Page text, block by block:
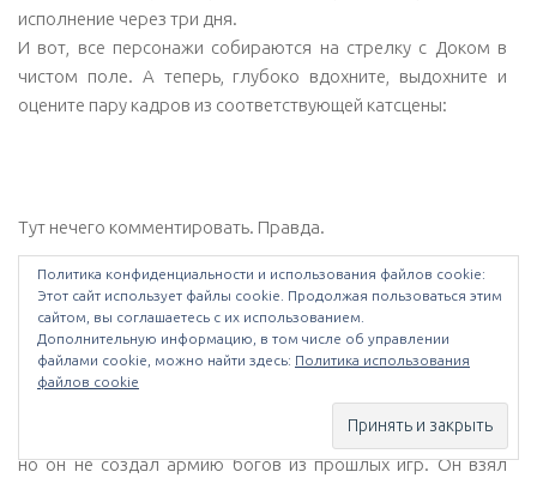
После успешного спасения Модерн Соника начинается
какое-то непонятное метание от точки к точке. Герои не
пытаются ничего продумать, они же всегда могут ещё пару
раз проникнуть на самую защищённую военную базу в
мире и всё в таком духе. Особенно радуют регулярные
Политика конфиденциальности и использования файлов сookie:
Этот сайт использует файлы cookie. Продолжая пользоваться этим
сайтом, вы соглашаетесь с их использованием.
Дополнительную информацию, в том числе об управлении
файлами cookie, можно найти здесь: Политика использования
файлов cookie